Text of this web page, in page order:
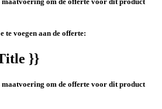
te voegen aan de offerte:
}}
maatvoering om de offerte voor dit product